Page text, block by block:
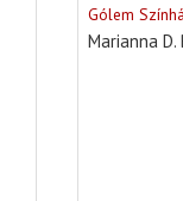
Gólem
Marianna D.